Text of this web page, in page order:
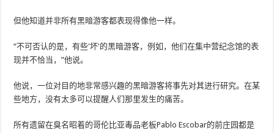
但他知道并非所有黑暗游客都表现得像他一样。
“不可否认的是，有些'坏'的黑暗游客，例如，他们在集中营纪念馆的表
现并不恰当，”他说。
他说，一位对目的地非常感兴趣的黑暗游客将事先对其进行研究。在某
些地方，没有太多可以提醒人们那里发生的痛苦。
所有遗留在臭名昭着的哥伦比亚毒品老板Pablo Escobar的前庄园都是